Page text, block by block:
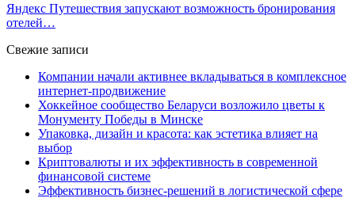
Яндекс Путешествия запускают возможность бронирования
отелей…
Свежие записи
Компании начали активнее вкладываться в комплексное
интернет-продвижение
Хоккейное сообщество Беларуси возложило цветы к
Монументу Победы в Минске
Упаковка, дизайн и красота: как эстетика влияет на
выбор
Криптовалюты и их эффективность в современной
финансовой системе
Эффективность бизнес-решений в логистической сфере